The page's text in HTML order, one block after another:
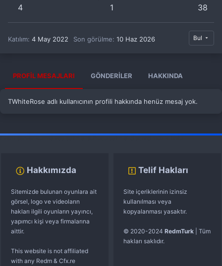
4 1 38
Katılım 4 May 2022 Son görülme 10 Haz 2026 Bul
PROFIL MESAJLARI GÖNDERILER HAKKINDA
TWhiteRose adlı kullanıcının profili hakkında henüz mesaj yok.
Hakkımızda
Sitemizde bulunan oyunlara ait
görsel, logo ve videoların
hakları ilgili oyunların yayıncı,
yapımcı kişi veya firmalarına
aittir.
This website is not affiliated
with any Redm & Cfx.re
Telif Hakları
Site içeriklerinin izinsiz
kullanılması veya
kopyalanması yasaktır.
© 2020-2024 RedmTurk | Tüm
hakları saklıdır.